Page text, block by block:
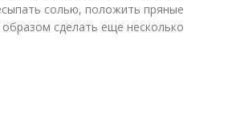
солью, положить пряные
сделать еще несколько